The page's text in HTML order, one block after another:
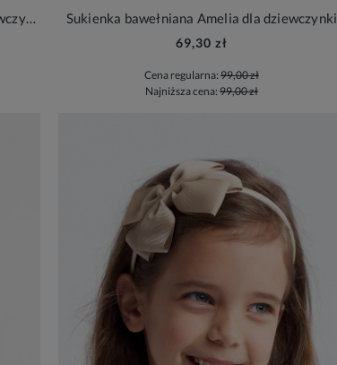
Sukienka tiulowa czarna Valerie dla dziewczynki Sukienka bawełniana Amelia dla dziewczynki
69,30 zł
Cena regularna: 99,00 zł
Najniższa cena: 99,00 zł